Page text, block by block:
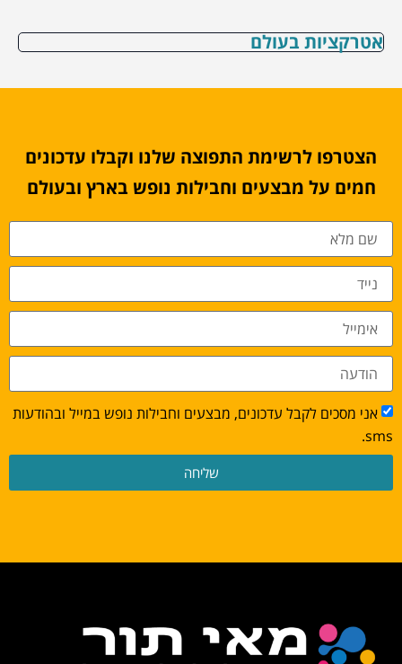
אטרקציות בעולם
הצטרפו לרשימת התפוצה שלנו וקבלו עדכונים
חמים על מבצעים וחבילות נופש בארץ ובעולם
אני מסכים לקבל עדכונים, מבצעים וחבילות נופש במייל ובהודעות
sms.
שליחה